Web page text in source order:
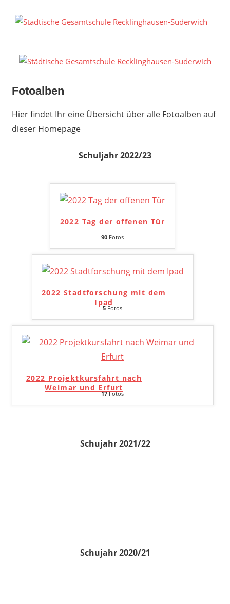
Inhalt
Fotoalben
Hier findet Ihr eine Übersicht über alle Fotoalben auf
dieser Homepage
Schuljahr 2022/23
2022 Tag der offenen Tür
90 Fotos
2022 Stadtforschung mit dem
Ipad
5Fotos
2022 Projektkursfahrt nach
Weimar und Erfurt
17Fotos
Schujahr 2021/22
Schujahr 2020/21